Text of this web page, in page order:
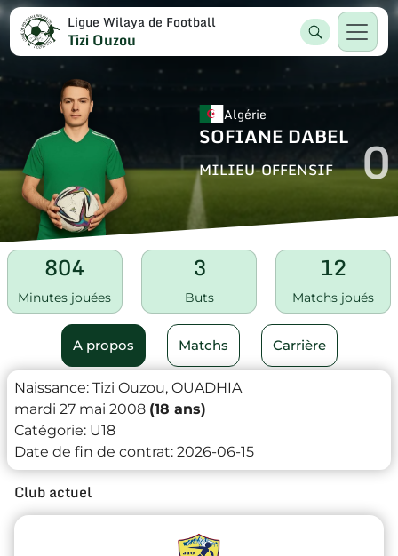
Ligue Wilaya de Football
Tizi Ouzou
Algérie
SOFIANE DABEL
MILIEU-OFFENSIF 0
804
Minutes jouées
3
Buts
12
Matchs joués
A propos Matchs Carrière
Naissance: Tizi Ouzou, OUADHIA
mardi 27 mai 2008 (18 ans)
Catégorie: U18
Date de fin de contrat: 2026-06-15
Club actuel